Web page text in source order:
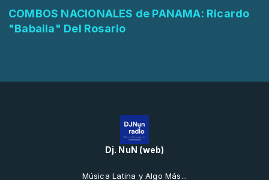
COMBOS NACIONALES de PANAMA: Ricardo
"Babaila" Del Rosario
Dj. NuN (web)
Música Latina y Algo Más...